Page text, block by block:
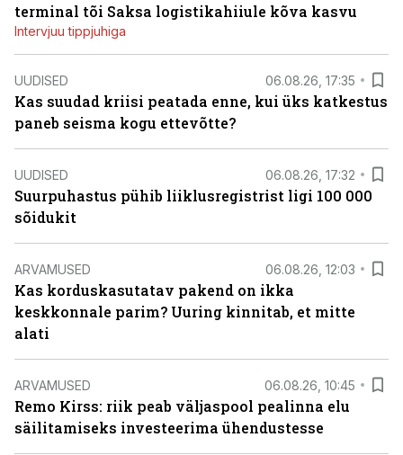
terminal tõi Saksa logistikahiiule kõva kasvu
Intervjuu tippjuhiga
UUDISED 06.08.26, 17:35
Kas suudad kriisi peatada enne, kui üks katkestus
paneb seisma kogu ettevõtte?
UUDISED 06.08.26, 17:32
Suurpuhastus pühib liiklusregistrist ligi 100 000
sõidukit
ARVAMUSED 06.08.26, 12:03
Kas korduskasutatav pakend on ikka
keskkonnale parim? Uuring kinnitab, et mitte
alati
ARVAMUSED 06.08.26, 10:45
Remo Kirss: riik peab väljaspool pealinna elu
säilitamiseks investeerima ühendustesse